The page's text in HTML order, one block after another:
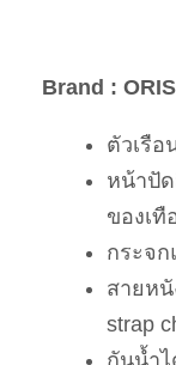
Brand : ORIS
ตัวเรือ
หน้าปั
ของเทื
กระจ
สายห
strap
กันน้ำไ